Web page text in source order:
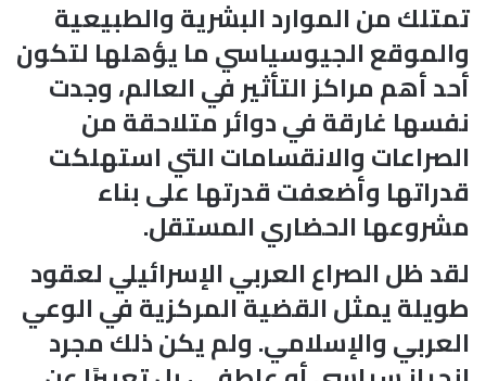
تمتلك من الموارد البشرية والطبيعية
والموقع الجيوسياسي ما يؤهلها لتكون
أحد أهم مراكز التأثير في العالم، وجدت
نفسها غارقة في دوائر متلاحقة من
الصراعات والانقسامات التي استهلكت
قدراتها وأضعفت قدرتها على بناء
مشروعها الحضاري المستقل.
لقد ظل الصراع العربي الإسرائيلي لعقود
طويلة يمثل القضية المركزية في الوعي
العربي والإسلامي. ولم يكن ذلك مجرد